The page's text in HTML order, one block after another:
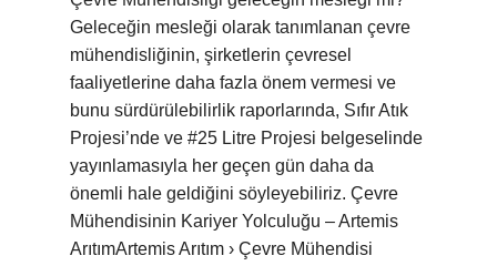
Geleceğin mesleği olarak tanımlanan çevre
mühendisliğinin, şirketlerin çevresel
faaliyetlerine daha fazla önem vermesi ve
bunu sürdürülebilirlik raporlarında, Sıfır Atık
Projesi’nde ve #25 Litre Projesi belgeselinde
yayınlamasıyla her geçen gün daha da
önemli hale geldiğini söyleyebiliriz. Çevre
Mühendisinin Kariyer Yolculuğu – Artemis
ArıtımArtemis Arıtım › Çevre Mühendisi